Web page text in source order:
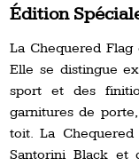
Édition
La Chequered
Elle se distingue
sport et des
garnitures de
toit. La
Santorini Black et